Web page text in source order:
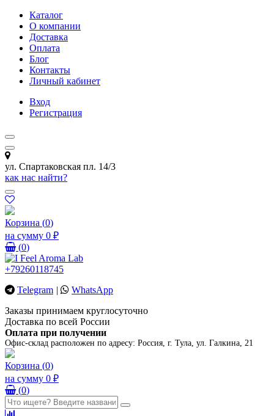
Каталог
О компании
Доставка
Оплата
Блог
Контакты
Личный кабинет
Вход
Регистрация
ул. Спартаковская пл. 14/3
как нас найти?
Корзина (0)
на сумму 0 ₽
(0)
+79260118745
Telegram |
WhatsApp
Заказы принимаем круглосуточно
Доставка по всей России
Оплата при получении
Офис-склад расположен по адресу: Россия, г. Тула, ул. Галкина, 21
Корзина (0)
на сумму 0 ₽
(0)